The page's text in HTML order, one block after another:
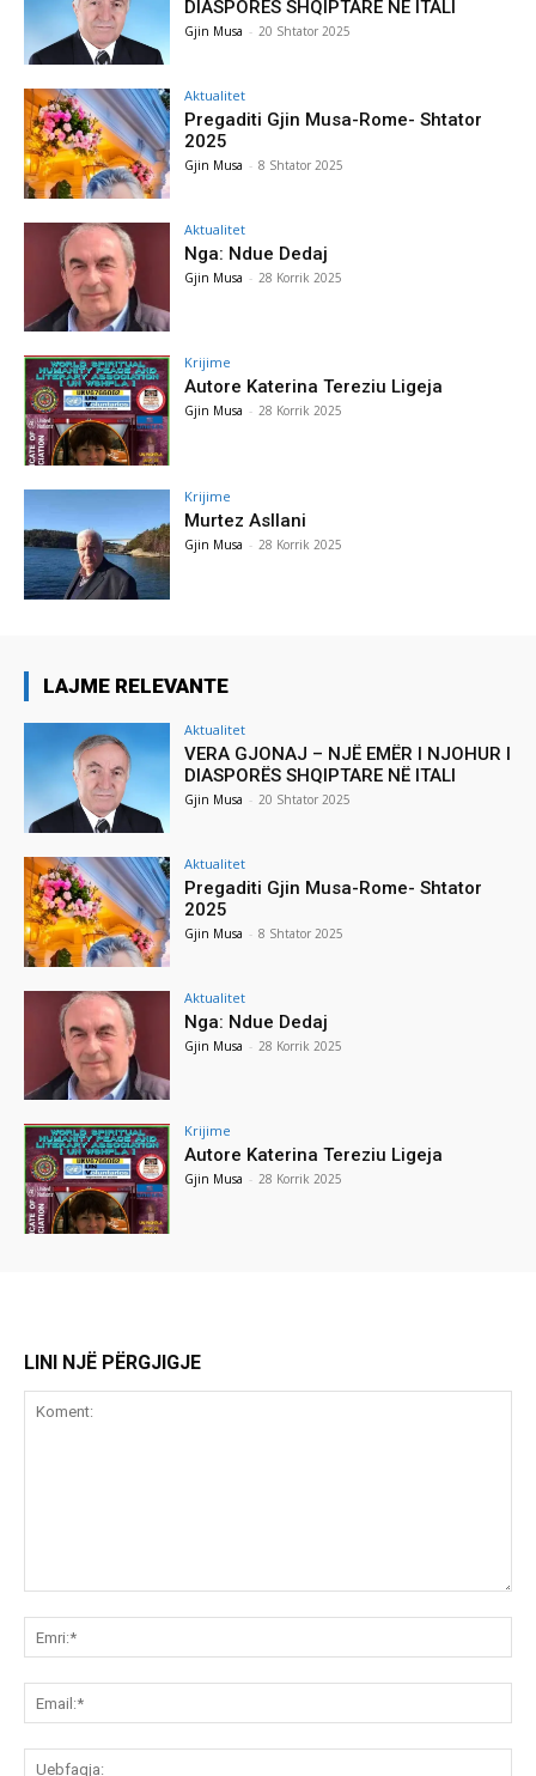
DIASPORËS SHQIPTARE NË ITALI
Gjin Musa - 20 Shtator 2025
Aktualitet
Pregaditi Gjin Musa-Rome- Shtator
2025
Gjin Musa - 8 Shtator 2025
Aktualitet
Nga: Ndue Dedaj
Gjin Musa - 28 Korrik 2025
Krijime
Autore Katerina Tereziu Ligeja
Gjin Musa - 28 Korrik 2025
Krijime
Murtez Asllani
Gjin Musa - 28 Korrik 2025
LAJME RELEVANTE
Aktualitet
VERA GJONAJ – NJË EMËR I NJOHUR I
DIASPORËS SHQIPTARE NË ITALI
Gjin Musa - 20 Shtator 2025
Aktualitet
Pregaditi Gjin Musa-Rome- Shtator
2025
Gjin Musa - 8 Shtator 2025
Aktualitet
Nga: Ndue Dedaj
Gjin Musa - 28 Korrik 2025
Krijime
Autore Katerina Tereziu Ligeja
Gjin Musa - 28 Korrik 2025
LINI NJË PËRGJIGJE